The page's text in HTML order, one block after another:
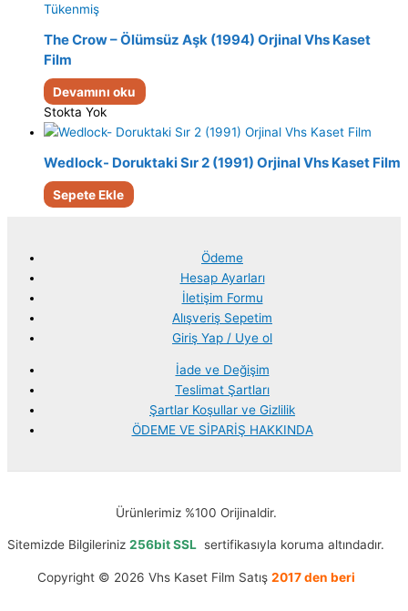
Tükenmiş
The Crow – Ölümsüz Aşk (1994) Orjinal Vhs Kaset
Film
Devamını oku
Stokta Yok
Wedlock- Doruktaki Sır 2 (1991) Orjinal Vhs Kaset Film
Sepete Ekle
Ödeme
Hesap Ayarları
İletişim Formu
Alışveriş Sepetim
Giriş Yap / Uye ol
İade ve Değişim
Teslimat Şartları
Şartlar Koşullar ve Gizlilik
ÖDEME VE SİPARİŞ HAKKINDA
Ürünlerimiz %100 Orijinaldir.
Sitemizde Bilgileriniz 256bit SSL sertifikasıyla koruma altındadır.
Copyright © 2026 Vhs Kaset Film Satış 2017 den beri